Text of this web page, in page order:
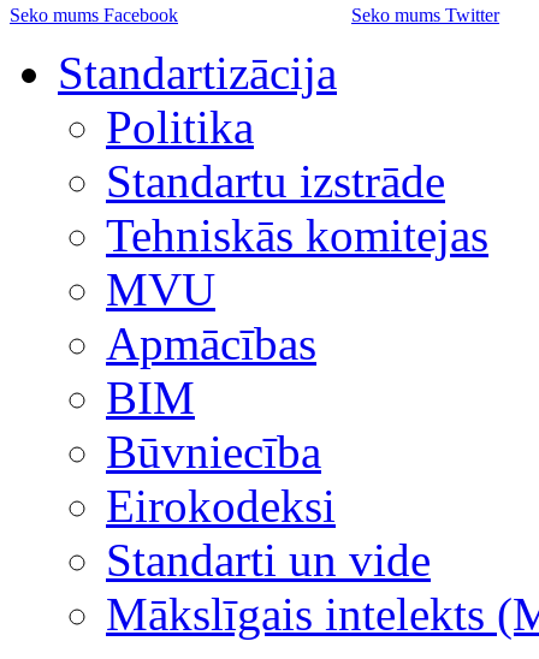
Seko mums Facebook
Seko mums Twitter
Standartizācija
Politika
Standartu izstrāde
Tehniskās komitejas
MVU
Apmācības
BIM
Būvniecība
Eirokodeksi
Standarti un vide
Mākslīgais intelekts